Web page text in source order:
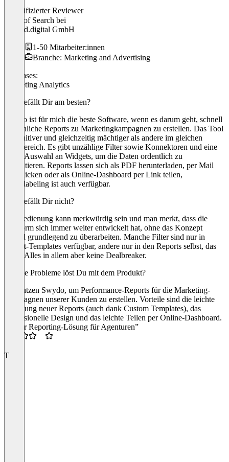
Verifizierter Reviewer
Head of Search bei
hooked.digital GmbH
1-50 Mitarbeiter:innen
Branche: Marketing and Advertising
Use cases:
Marketing Analytics
Was gefällt Dir am besten?
Swydo ist für mich die beste Software, wenn es darum geht, schnell
ansehnliche Reports zu Marketingkampagnen zu erstellen. Das Tool
ist intuitiver und gleichzeitig mächtiger als andere im gleichen
Preisbereich. Es gibt unzählige Filter sowie Konnektoren und eine
große Auswahl an Widgets, um die Daten ordentlich zu
präsentieren. Reports lassen sich als PDF herunterladen, per Mail
verschicken oder als Online-Dashboard per Link teilen,
Whitelabeling ist auch verfügbar.
Was gefällt Dir nicht?
Die Bedienung kann merkwürdig sein und man merkt, dass die
Plattform sich immer weiter entwickelt hat, ohne das Konzept
einmal grundlegend zu überarbeiten. Manche Filter sind nur in
Report-Templates verfügbar, andere nur in den Reports selbst, das
nervt. Alles in allem aber keine Dealbreaker.
Welche Probleme löst Du mit dem Produkt?
Wir nutzen Swydo, um Performance-Reports für die Marketing-
Kampagnen unserer Kunden zu erstellen. Vorteile sind die leichte
Erstellung neuer Reports (auch dank Custom Templates), das
professionelle Design und das leichte Teilen per Online-Dashboard.
“Super Reporting-Lösung für Agenturen”
T